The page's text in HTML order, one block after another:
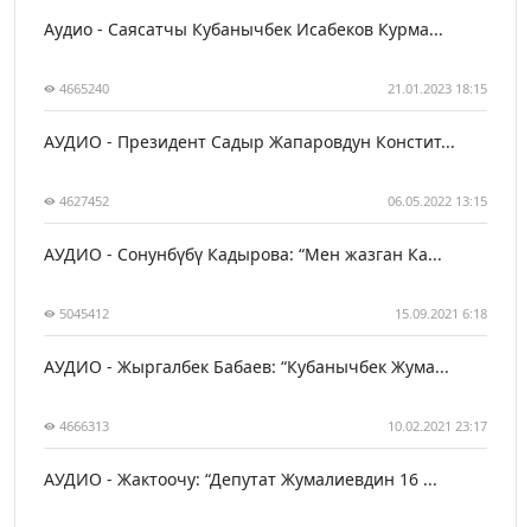
Аудио - Саясатчы Кубанычбек Исабеков Курма...
4665240 21.01.2023 18:15
АУДИО - Президент Садыр Жапаровдун Констит...
4627452 06.05.2022 13:15
АУДИО - Сонунбүбү Кадырова: “Мен жазган Ка...
5045412 15.09.2021 6:18
АУДИО - Жыргалбек Бабаев: “Кубанычбек Жума...
4666313 10.02.2021 23:17
АУДИО - Жактоочу: “Депутат Жумалиевдин 16 ...